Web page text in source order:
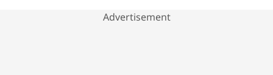
Advertisement